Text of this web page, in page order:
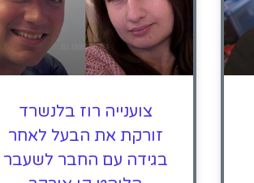
צוענייה רוז בלנשרד
זורקת את הבעל לאחר
בגידה עם החבר לשעבר